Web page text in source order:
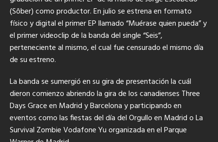
(Sôber) como productor. En julio se estrena en formato
físico y digital el primer EP llamado “Muérase quien pueda” y
el primer videoclip de la banda del single “Seis”,
perteneciente al mismo, el cual fue censurado el mismo día
de su estreno.
La banda se sumergió en su gira de presentación la cuál
dieron comienzo abriendo la gira de los canadienses Three
Days Grace en Madrid y Barcelona y participando en
eventos como las fiestas del día del Orgullo en Madrid o La
Survival Zombie Vodafone Yu organizada en el Parque